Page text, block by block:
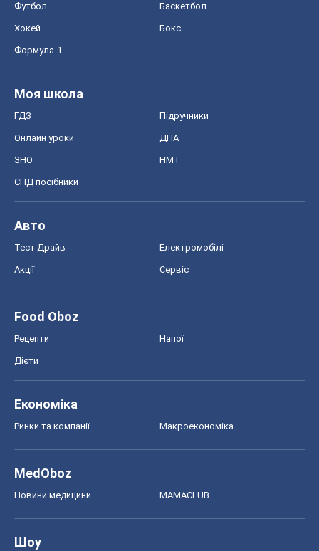
Футбол Баскетбол
Хокей Бокс
Формула-1
Моя школа
ГДЗ Підручники
Онлайн уроки ДПА
ЗНО НМТ
СНД посібники
Авто
Тест Драйв Електромобілі
Акції Сервіс
Food Oboz
Рецепти Напої
Дієти
Економіка
Ринки та компанії Макроекономіка
MedOboz
Новини медицини MAMACLUB
Шоу